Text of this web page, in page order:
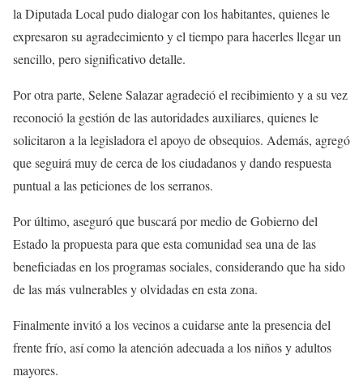
la Diputada Local pudo dialogar con los habitantes, quienes le
expresaron su agradecimiento y el tiempo para hacerles llegar un
sencillo, pero significativo detalle.
Por otra parte, Selene Salazar agradeció el recibimiento y a su vez
reconoció la gestión de las autoridades auxiliares, quienes le
solicitaron a la legisladora el apoyo de obsequios. Además, agregó
que seguirá muy de cerca de los ciudadanos y dando respuesta
puntual a las peticiones de los serranos.
Por último, aseguró que buscará por medio de Gobierno del
Estado la propuesta para que esta comunidad sea una de las
beneficiadas en los programas sociales, considerando que ha sido
de las más vulnerables y olvidadas en esta zona.
Finalmente invitó a los vecinos a cuidarse ante la presencia del
frente frío, así como la atención adecuada a los niños y adultos
mayores.